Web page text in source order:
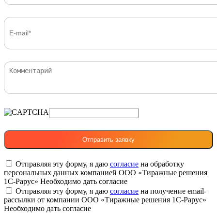
Отправляя эту форму, я даю согласие на обработку
персональных данных компанией ООО «Тиражные решения
1С-Рарус» Необходимо дать согласие
Отправляя эту форму, я даю согласие на получение email-
рассылки от компании ООО «Тиражные решения 1С-Рарус»
Необходимо дать согласие